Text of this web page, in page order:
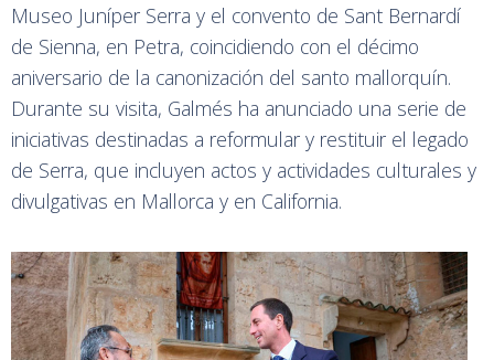
Museo Juníper Serra y el convento de Sant Bernardí
de Sienna, en Petra, coincidiendo con el décimo
aniversario de la canonización del santo mallorquín.
Durante su visita, Galmés ha anunciado una serie de
iniciativas destinadas a reformular y restituir el legado
de Serra, que incluyen actos y actividades culturales y
divulgativas en Mallorca y en California.